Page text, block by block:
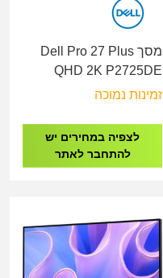
מסך Dell Pro 27 Plus
QHD 2K P2725DE
USB-C Hub HDMI, DP,
זמינות נמוכה
לצפיה במחירים יש
להתחבר לאתר